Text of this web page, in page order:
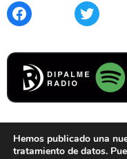
FacebookTwitter
Hemos publicado una
tratamiento de datos.